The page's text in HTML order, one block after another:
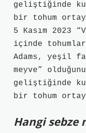
geliştiğinde
bir tohum
5 Kasım 2023
içinde
Adams, yeşil
meyve”
geliştiğinde
bir tohum
Hangi sebze